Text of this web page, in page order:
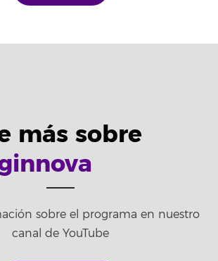
más sobre
sobre el programa en nuestro
canal de YouTube